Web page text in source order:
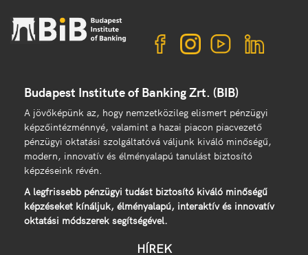
Budapest Institute of Banking Zrt. (BIB)
A jövőképünk az, hogy nemzetközileg elismert pénzügyi
képzőintézménnyé, valamint a hazai piacon piacvezető
pénzügyi oktatási szolgáltatóvá váljunk kiváló minőségű,
modern, innovatív és élményalapú tanulást biztosító
képzéseink révén.
A legfrissebb pénzügyi tudást biztosító kiváló minőségű
képzéseket kínáljuk, élményalapú, interaktív és innovatív
oktatási módszerek segítségével.
HÍREK